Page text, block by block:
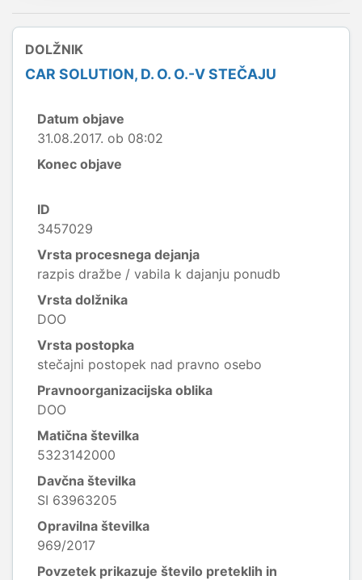
DOLŽNIK
CAR SOLUTION, D. O. O.-V STEČAJU
Datum objave
31.08.2017. ob 08:02
Konec objave
ID
3457029
Vrsta procesnega dejanja
razpis dražbe / vabila k dajanju ponudb
Vrsta dolžnika
DOO
Vrsta postopka
stečajni postopek nad pravno osebo
Pravnoorganizacijska oblika
DOO
Matična številka
5323142000
Davčna številka
SI 63963205
Opravilna številka
969/2017
Povzetek prikazuje število preteklih in